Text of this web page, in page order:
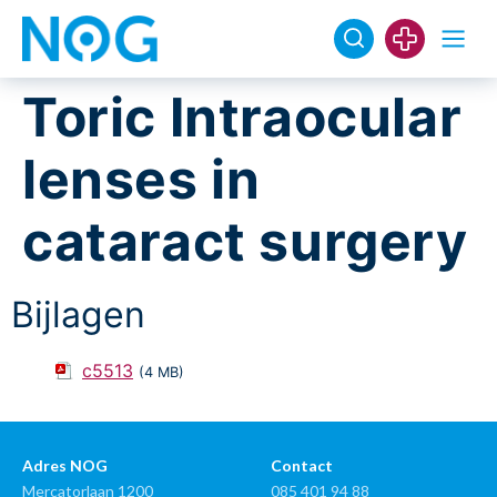
Toric Intraocular
lenses in
cataract surgery
Bijlagen
c5513 (4 MB)
Adres NOG
Mercatorlaan 1200
Contact
085 401 94 88